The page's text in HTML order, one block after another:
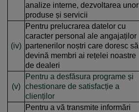
analize interne, dezvoltarea unor
produse și servicii
(iv)
Pentru prelucrarea datelor cu
caracter personal ale angajaților
partenerilor noștri care doresc să
devină membri ai rețelei noastre
de dealeri
(v)
Pentru a desfăsura programe și
chestionare de satisfacție a
clienților
Pentru a vă transmite informări